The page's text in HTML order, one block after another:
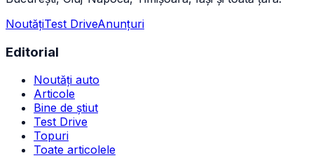
NoutățiTest DriveAnunțuri
Editorial
Noutăți auto
Articole
Bine de știut
Test Drive
Topuri
Toate articolele